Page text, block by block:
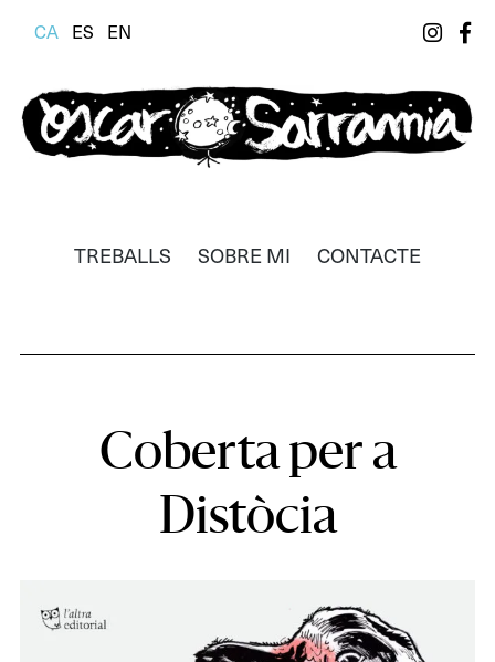
CA ES EN
Il·lustrador, dissenyador i realitzador
TREBALLS SOBRE MI CONTACTE
Coberta per a
Distòcia